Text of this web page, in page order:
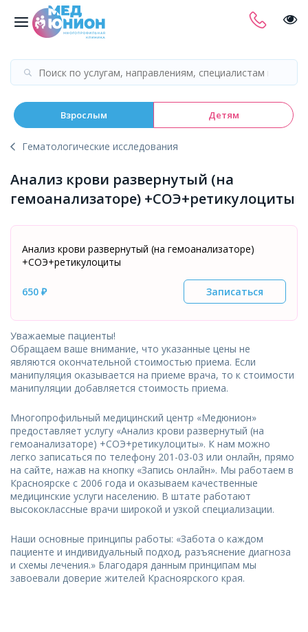
Взрослым Детям
Гематологические исследования
Анализ крови развернутый (на
гемоанализаторе) +СОЭ+ретикулоциты
Анализ крови развернутый (на гемоанализаторе)
+СОЭ+ретикулоциты
650 ₽ Записаться
Уважаемые пациенты!
Обращаем ваше внимание, что указанные цены не
являются окончательной стоимостью приема. Если
манипуляция оказывается на приеме врача, то к стоимости
манипуляции добавляется стоимость приема.
Многопрофильный медицинский центр «Медюнион»
предоставляет услугу «Анализ крови развернутый (на
гемоанализаторе) +СОЭ+ретикулоциты». К нам можно
легко записаться по телефону 201-03-03 или онлайн, прямо
на сайте, нажав на кнопку «Запись онлайн». Мы работаем в
Красноярске с 2006 года и оказываем качественные
медицинские услуги населению. В штате работают
высококлассные врачи широкой и узкой специализации.
Наши основные принципы работы: «Забота о каждом
пациенте и индивидуальный подход, разъяснение диагноза
и схемы лечения.» Благодаря данным принципам мы
завоевали доверие жителей Красноярского края.